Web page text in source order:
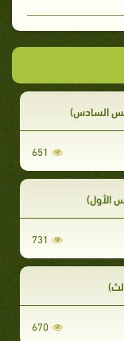
السادس)
651
الأول)
731
670